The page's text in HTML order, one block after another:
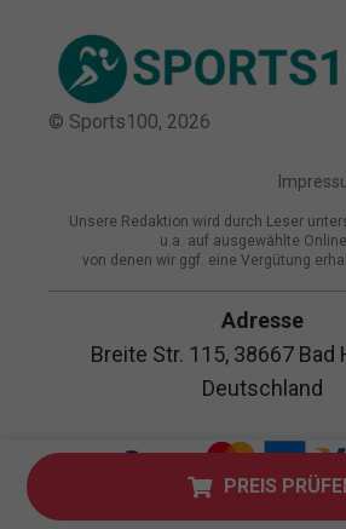
PREIS
© Sports100, 2026
Unsere Redaktion wird durch Leser
u.a. auf ausgewählte
von denen wir ggf. eine Vergütung
Adresse
Breite Str. 115, 38667 Bad
Deutschland